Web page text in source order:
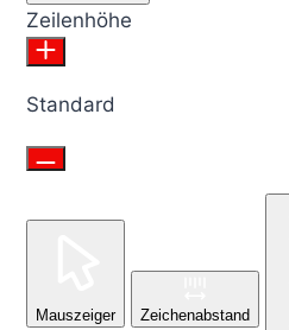
Zeilenhöhe
Standard
Mauszeiger Zeichenabstand